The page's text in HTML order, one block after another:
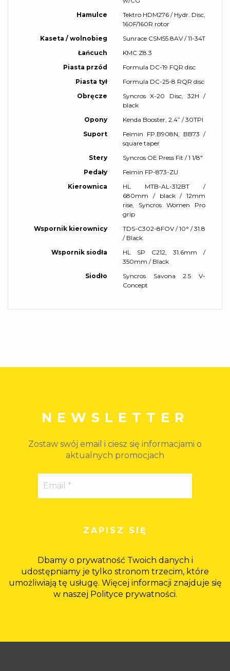
Hamulce
Tektro HDM276 / Hydr. Disc,
160F/160R rotor
Kaseta / wolnobieg
Sunrace CSM55 8AV / 11-34T
Łańcuch
KMC Z8.3
Piasta przód
Formula DC-19 FQR disc
Piasta tył
Formula DC-25-8 RQR disc
Obręcze
Syncros X-20 Disc, 32H /
black
Opony
Kenda Booster, 2.4” / 30TPI
Suport
Feimin FP.B908N, BB73 /
square taper
Stery
Syncros OE Press Fit / 1 1/8"
Pedały
Feimin FP-873-ZU
Kierownica
HL MTB-AL-312BT /
680mm / black / 12mm
rise, Syncros Women Pro
grip
Wspornik kierownicy
TDS-C302-8FOV / 10° / 31.8
/ Black
Wspornik siodła
HL SP C212, 31.6mm /
350mm / Black
Siodło
Syncros Savona 2.5 V-
Concept
NEWSLETTER
Zostaw swój email i ciesz się informacjami o
aktualnych promocjach
Dbamy o prywatność Twoich danych i
udostępniamy je tylko stronom trzecim, które
umożliwiają tę usługę. Więcej informacji znajduje się
w naszej Polityce prywatności.